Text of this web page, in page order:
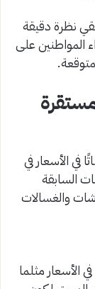
التقرير الذي يرصده موقع مباشر 24 نلقي نظرة دقيقة
المواطنين على
في الأسعار في
السابقة
والغسالات
مثلما